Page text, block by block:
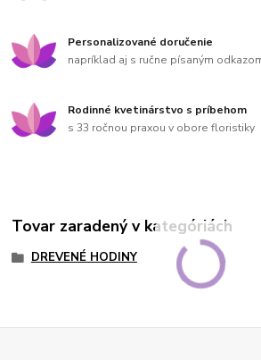
Personalizované doručenie
napríklad aj s ručne písaným
Rodinné kvetinárstvo s príbehom
s 33 ročnou praxou v obore floristiky
Tovar zaradený v kategóriách
DREVENÉ HODINY